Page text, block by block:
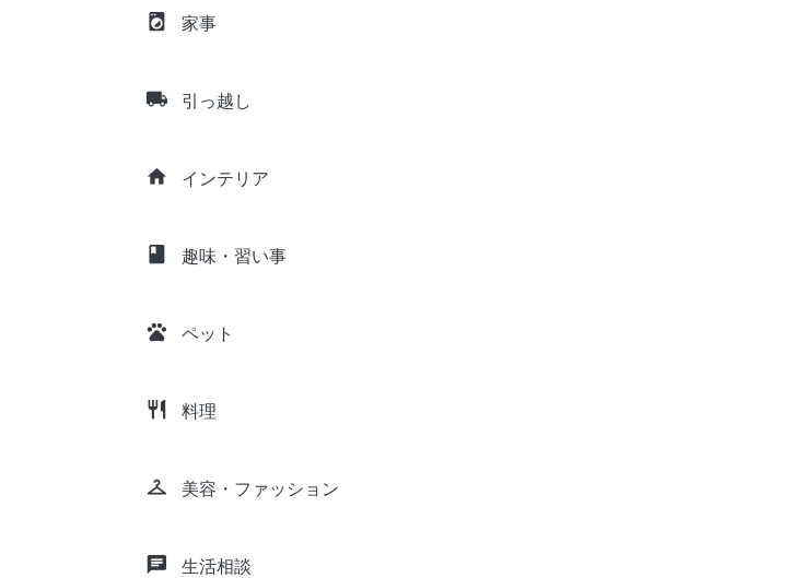
local_laundry_service 家事
local_shipping 引っ越し
home インテリア
class 趣味・習い事
pets ペット
restaurant 料理
checkroom 美容・ファッション
chat 生活相談